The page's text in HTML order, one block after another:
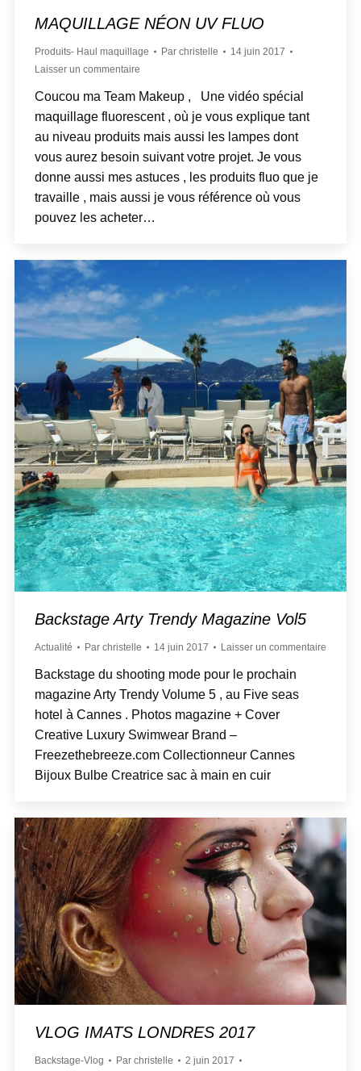
MAQUILLAGE NÉON UV FLUO
Produits- Haul maquillage Par christelle
14 juin 2017
Laisser un commentaire
Coucou ma Team Makeup , Une vidéo spécial
maquillage fluorescent , où je vous explique tant
au niveau produits mais aussi les lampes dont
vous aurez besoin suivant votre projet. Je vous
donne aussi mes astuces , les produits fluo que je
travaille , mais aussi je vous référence où vous
pouvez les acheter…
Backstage Arty Trendy Magazine Vol5
Actualité Par christelle 14 juin 2017 Laisser un commentaire
Backstage du shooting mode pour le prochain
magazine Arty Trendy Volume 5 , au Five seas
hotel à Cannes . Photos magazine + Cover
Creative Luxury Swimwear Brand –
Freezethebreeze.com Collectionneur Cannes
Bijoux Bulbe Creatrice sac à main en cuir
VLOG IMATS LONDRES 2017
Backstage-Vlog Par christelle 2 juin 2017